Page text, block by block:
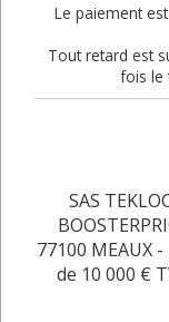
Le paiement
Tout retard est
fois le
SAS
77100 MEAUX
de 10 000 €